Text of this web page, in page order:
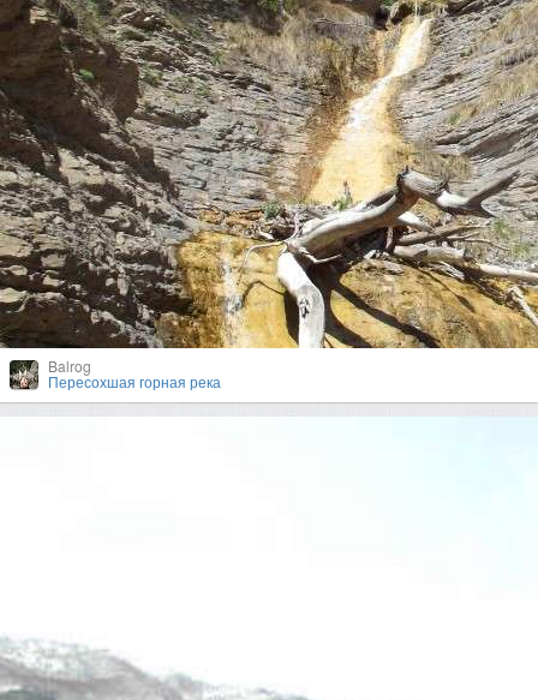
Balrog
Пересохшая горная река